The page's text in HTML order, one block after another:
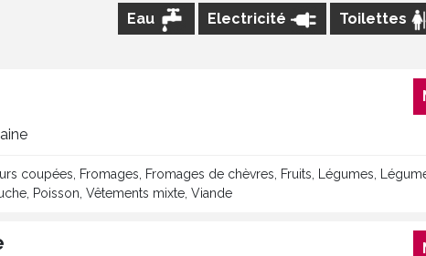
Eau Electricité Toilettes
coupées, Fromages, Fromages de chèvres, Fruits, Légumes,
Poisson, Vêtements mixte, Viande